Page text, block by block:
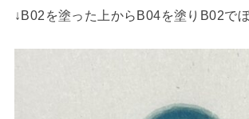
↓B02を塗った上からB04を塗りB02でぼ